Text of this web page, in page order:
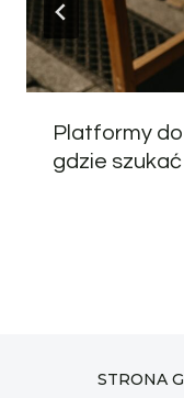
Platformy
gdzie
STRONA